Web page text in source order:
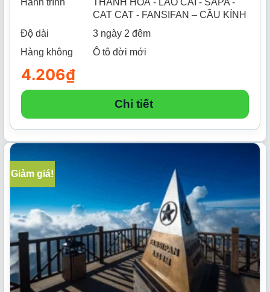
Hành trình
THANH HOÁ - LÀO CAI - SAPA -
CAT CAT - FANSIFAN – CẦU KÍNH
Độ dài
3 ngày 2 đêm
Hàng không
Ô tô đời mới
4.206₫
Chi tiết
Giảm giá!